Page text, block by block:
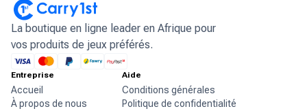
La boutique en ligne leader en Afrique pour
vos produits de jeux préférés.
Entreprise
Accueil
À propos de nous
Aide
Conditions générales
Politique de confidentialité